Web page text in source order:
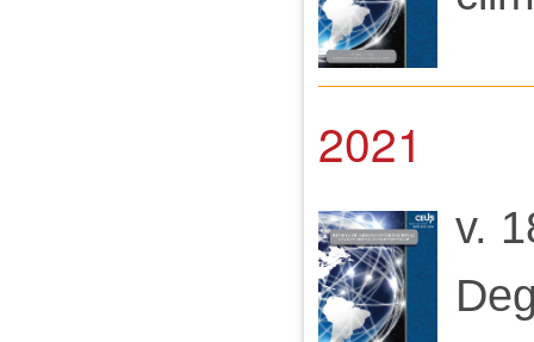
2021
v.